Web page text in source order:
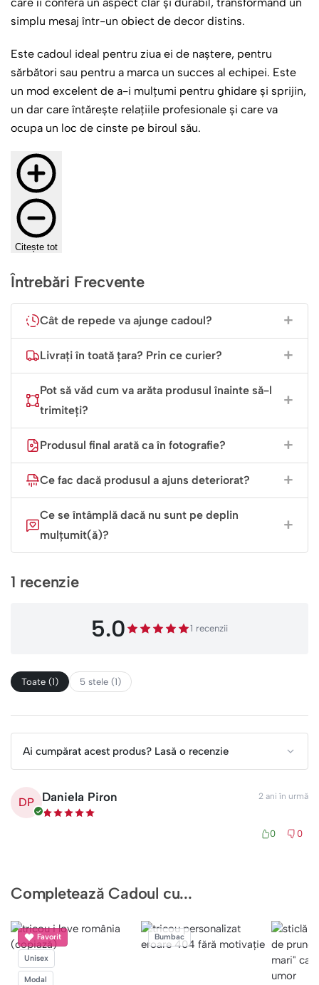
simplu mesaj într-un obiect de decor distins.
Este cadoul ideal pentru ziua ei de naștere, pentru
sărbători sau pentru a marca un succes al echipei. Este
un mod excelent de a-i mulțumi pentru ghidare și sprijin,
un dar care întărește relațiile profesionale și care va
ocupa un loc de cinste pe biroul său.
Citește tot
Întrebări Frecvente
Cât de repede va ajunge cadoul?
Livrați în toată țara? Prin ce curier?
Pot să văd cum va arăta produsul înainte să-l
trimiteți?
Produsul final arată ca în fotografie?
Ce fac dacă produsul a ajuns deteriorat?
Ce se întâmplă dacă nu sunt pe deplin
mulțumit(ă)?
1 recenzie
5.0 1 recenzii
Toate (1) 5 stele (1)
Ai cumpărat acest produs? Lasă o recenzie
DP Daniela Piron 2 ani în urmă
0 0
Completează Cadoul cu...
Favorit
Unisex
Modal
Bumbac